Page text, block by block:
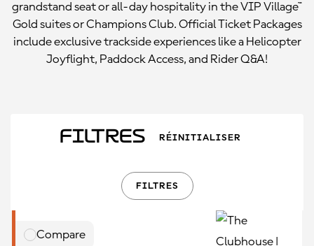
grandstand seat or all-day hospitality in the VIP Village™
Gold suites or Champions Club. Official Ticket Packages
include exclusive trackside experiences like a Helicopter
Joyflight, Paddock Access, and Rider Q&A!
Filtres RÉINITIALISER
FILTRES
Compare